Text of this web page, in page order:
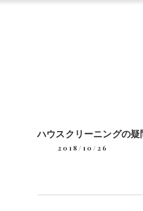
ハウスクリーニングの
2018/10/26